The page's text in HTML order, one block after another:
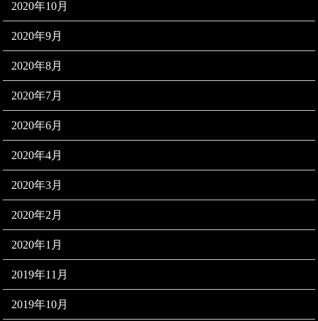
2020年10月
2020年9月
2020年8月
2020年7月
2020年6月
2020年4月
2020年3月
2020年2月
2020年1月
2019年11月
2019年10月